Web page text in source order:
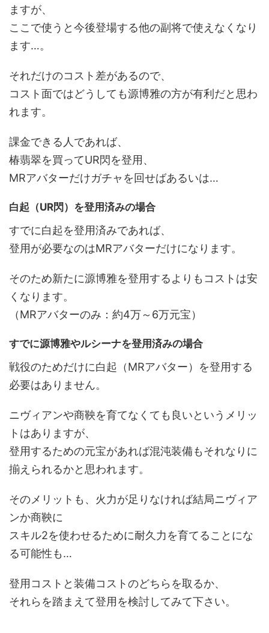
ますが、
ここで使うと今後登場する他の副将で使えなくなり
ます…。
それだけのコスト差があるので、
コスト面ではどうしても源博雅の方が有利だと思わ
れます。
課金できる人であれば、
椿翡翠を買ってUR閃を登用、
MRアバターだけガチャを回せばあるいは…
白起（UR閃）を登用済みの場合
すでに白起を登用済みであれば、
登用が必要なのはMRアバターだけになります。
そのため新たに源博雅を登用するよりもコストは安
くなります。
（MRアバターのみ：約4万～6万元宝）
すでに源博雅やルシーナを登用済みの場合
戦役のためだけに白起（MRアバター）を登用する
必要はありません。
ニヴィアンや商鞅を育てなくても良いというメリッ
トはありますが、
登用するための元宝があれば混沌装備もそれなりに
揃えられるかと思われます。
そのメリットも、火力が足りなければ結局ニヴィア
ンか商鞅に
スキル2を使わせるために耐久力を育てることにな
る可能性も…
登用コストと装備コストのどちらを取るか、
それらを踏まえて登用を検討してみて下さい。